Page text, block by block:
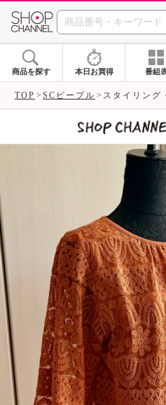
商品を探す 本日お買得 番組
TOP SCピープル スタイリング